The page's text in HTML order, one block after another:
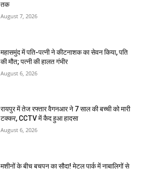
तक
August 7, 2026
महासमुंद में पति-पत्नी ने कीटनाशक का सेवन किया, पति
की मौत; पत्नी की हालत गंभीर
August 6, 2026
रायपुर में तेज रफ्तार वैगनआर ने 7 साल की बच्ची को मारी
टक्कर, CCTV में कैद हुआ हादसा
August 6, 2026
मशीनों के बीच बचपन का सौदा! मेटल पार्क में नाबालिगों से